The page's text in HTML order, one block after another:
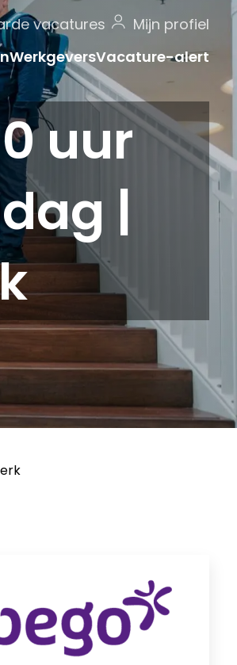
vacatures
Mijn profiel
WerkgeversVacature-alert
uur
|